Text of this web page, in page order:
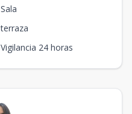
Sala
terraza
Vigilancia 24 horas